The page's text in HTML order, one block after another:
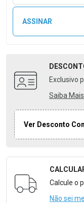
ASSINAR
Exclusivo
Saiba Mais
Ver Desconto
Formulário
Calcule o
Não sei